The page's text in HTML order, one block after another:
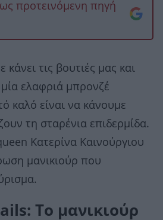
προτεινόμενη πηγή
τις βουτιές μας και
ελαφριά μπρονζέ
καλό είναι να κάνουμε
τη σταρένια επιδερμίδα.
Κατερίνα Καινούργιου
μανικιούρ που
Το μανικιούρ